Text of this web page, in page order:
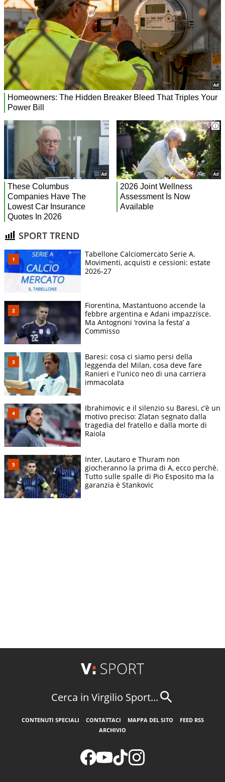
SPORT TREND
Tabellone Calciomercato Serie A.
Movimenti, acquisti e cessioni: estate
2026-27
Fiorentina, Mastantuono accende la
febbre argentina e Adani impazzisce.
Ma Antognoni ‘rovina la festa’ a
Commisso
Baresi: cosa ci siamo persi della
leggenda del Milan, cosa deve fare
Ranieri e l'unico neo di una carriera
immacolata
Ibrahimovic e il silenzio su Baresi, c’è un
motivo preciso: Zlatan segnato dalla
tragedia del fratello e dalla morte di
Raiola
Inter, Lautaro e Thuram non
giocheranno la prima di A, ecco perchè.
Tutto sulle spalle di Pio Esposito ma la
garanzia è Stankovic
Cerca in Virgilio Sport...
CONTENUTI SPECIALI CONTATTACI MAPPA DEL SITO
FEED RSS
ARCHIVIO